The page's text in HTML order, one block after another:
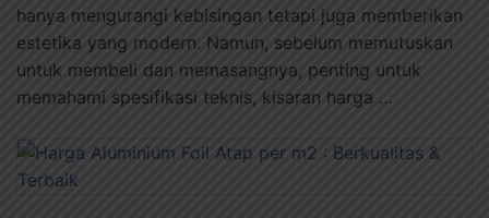
hanya mengurangi kebisingan tetapi juga memberikan
estetika yang modern. Namun, sebelum memutuskan
untuk membeli dan memasangnya, penting untuk
memahami spesifikasi teknis, kisaran harga …